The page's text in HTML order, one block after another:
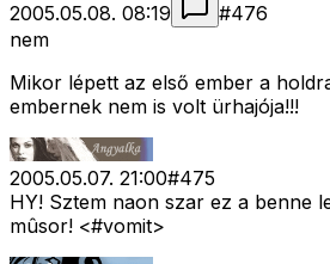
2005.05.08. 08:19 #476
nem
Mikor lépett az első ember a
embernek nem is volt ürhajója!!!
2005.05.07. 21:00#475
HY! Sztem naon szar ez a benne
mûsor! <#vomit>